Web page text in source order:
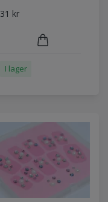
31 kr
I lager